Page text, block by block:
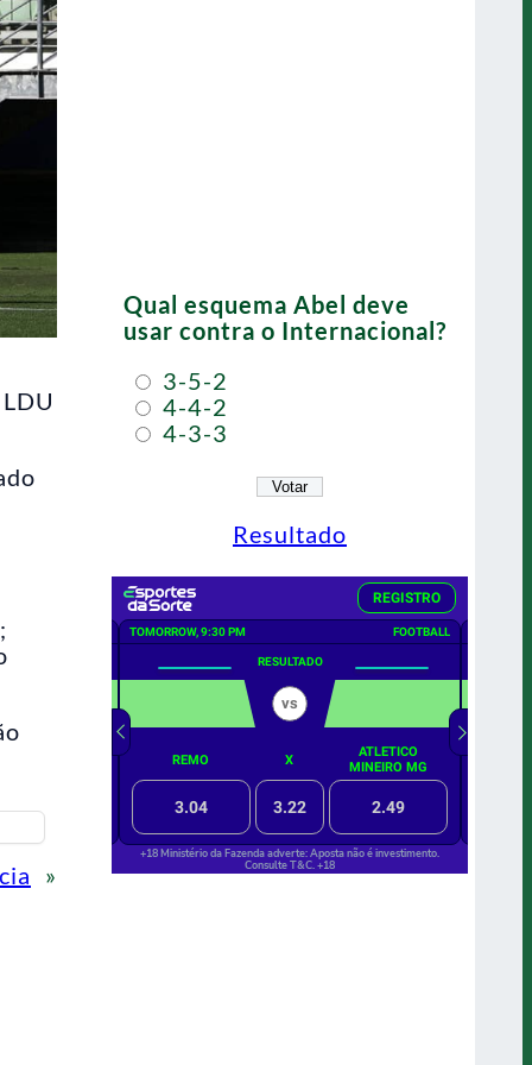
»
Qual esquema Abel deve
usar contra o Internacional?
3-5-2
4-4-2
4-3-3
Resultado